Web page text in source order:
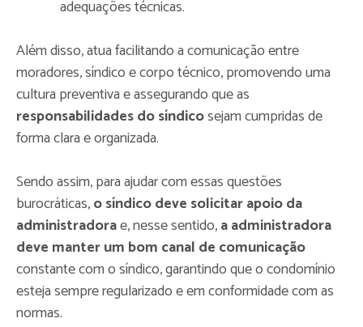
adequações técnicas.
Além disso, atua facilitando a comunicação entre
moradores, síndico e corpo técnico, promovendo uma
cultura preventiva e assegurando que as
responsabilidades do síndicosejam cumpridas de
forma clara e organizada.
Sendo assim, para ajudar com essas questões
burocráticas,o síndico deve solicitar apoio da
administradorae, nesse sentido,a administradora
deve manter um bom canal de comunicação
constante com o síndico, garantindo que o condomínio
esteja sempre regularizado e em conformidade com as
normas.